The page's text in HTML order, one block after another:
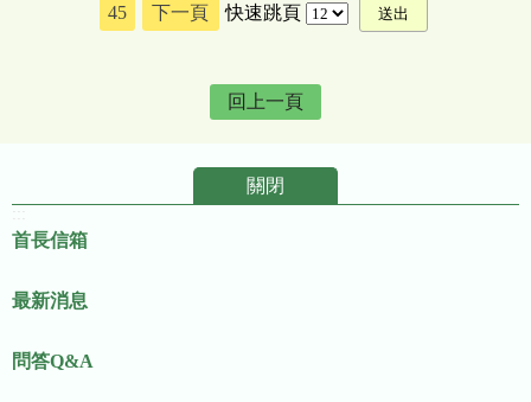
45 下一頁 快速跳頁
回上一頁
關閉
首長信箱
最新消息
問答Q&A